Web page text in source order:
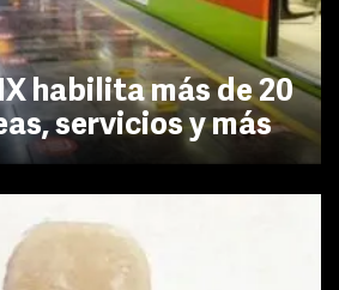
habilita más de 20
servicios y más